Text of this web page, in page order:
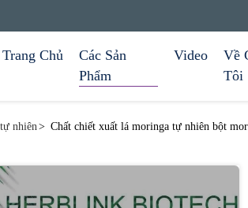
Trang Chủ
Các Sản
Phẩm
Video
Về
Tôi
nhiên> Chất chiết xuất lá moringa tự nhiên bột